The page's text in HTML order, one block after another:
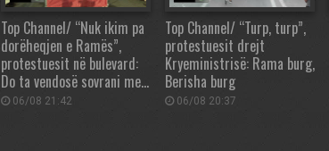
Top Channel/ “Nuk ikim pa
dorëheqjen e Ramës”,
protestuesit në bulevard:
Do ta vendosë sovrani me…
06/08 21:42
Top Channel/ “Turp, turp”,
protestuesit drejt
Kryeministrisë: Rama burg,
Berisha burg
06/08 20:37